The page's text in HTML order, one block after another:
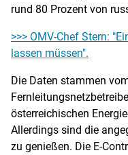
rund 80 Prozent von
>>> OMV-Chef Stern:
lassen müssen".
Die Daten stammen
österreichischen
Allerdings sind die
zu genießen. Die E-